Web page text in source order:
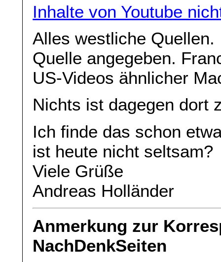
Inhalte von Youtube
Alles westliche
Quelle angegeben.
US-Videos ähnlicher
Nichts ist dagegen dort
Ich finde das schon
ist heute nicht seltsam?
Viele Grüße
Andreas Holländer
Anmerkung zur
NachDenkSeiten